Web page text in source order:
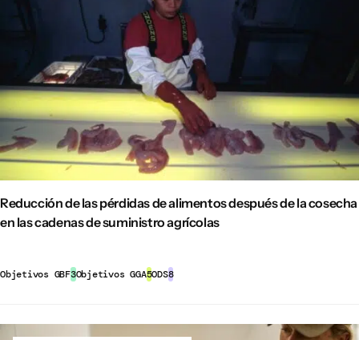
Reducción de las pérdidas de alimentos después de la cosecha
en las cadenas de suministro agrícolas
Objetivos GBF3Objetivos GGA5ODS8